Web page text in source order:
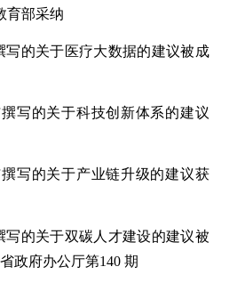
育部采纳
写的关于医疗大数据的建议被成
写的关于科技创新体系的建议
撰写的关于产业链升级的建议获
写的关于双碳人才建设的建议被
政府办公厅第140 期